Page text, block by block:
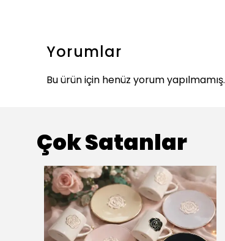
Yorumlar
Bu ürün için henüz yorum yapılmamış.
Çok Satanlar